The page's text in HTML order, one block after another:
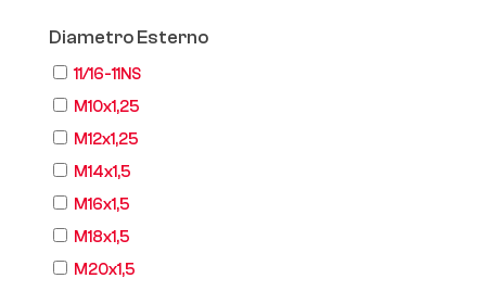
Diametro Esterno
11/16-11NS
M10x1,25
M12x1,25
M14x1,5
M16x1,5
M18x1,5
M20x1,5